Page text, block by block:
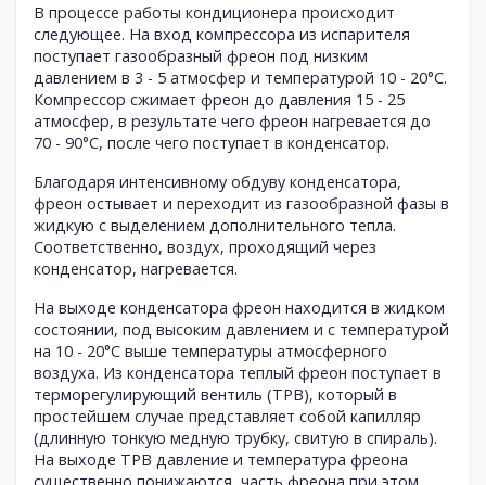
В процессе работы кондиционера происходит
следующее. На вход компрессора из испарителя
поступает газообразный фреон под низким
давлением в 3 - 5 атмосфер и температурой 10 - 20°С.
Компрессор сжимает фреон до давления 15 - 25
атмосфер, в результате чего фреон нагревается до
70 - 90°С, после чего поступает в конденсатор.
Благодаря интенсивному обдуву конденсатора,
фреон остывает и переходит из газообразной фазы в
жидкую с выделением дополнительного тепла.
Соответственно, воздух, проходящий через
конденсатор, нагревается.
На выходе конденсатора фреон находится в жидком
состоянии, под высоким давлением и с температурой
на 10 - 20°С выше температуры атмосферного
воздуха. Из конденсатора теплый фреон поступает в
терморегулирующий вентиль (ТРВ), который в
простейшем случае представляет собой капилляр
(длинную тонкую медную трубку, свитую в спираль).
На выходе ТРВ давление и температура фреона